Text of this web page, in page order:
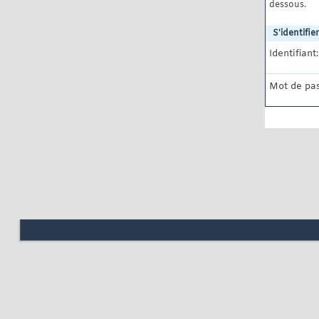
dessous.
S'identifier
Identifiant:
Mot de